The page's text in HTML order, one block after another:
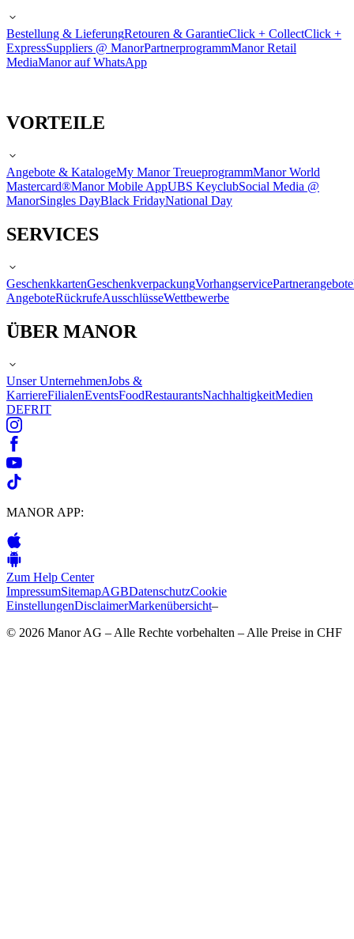
Bestellung & LieferungRetouren & GarantieClick + CollectClick +
ExpressSuppliers @ ManorPartnerprogrammManor Retail
MediaManor auf WhatsApp
VORTEILE
Angebote & KatalogeMy Manor TreueprogrammManor World
Mastercard®Manor Mobile AppUBS KeyclubSocial Media @
ManorSingles DayBlack FridayNational Day
SERVICES
GeschenkkartenGeschenkverpackungVorhangservicePartnerangebote
AngeboteRückrufeAusschlüsseWettbewerbe
ÜBER MANOR
Unser UnternehmenJobs &
KarriereFilialenEventsFoodRestaurantsNachhaltigkeitMedien
DEFRIT
MANOR APP:
Zum Help Center
ImpressumSitemapAGBDatenschutzCookie
EinstellungenDisclaimerMarkenübersicht–
© 2026 Manor AG – Alle Rechte vorbehalten – Alle Preise in CHF